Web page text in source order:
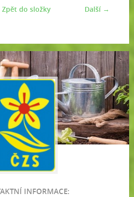
Další →
Zpět do složky
INFORMACE: